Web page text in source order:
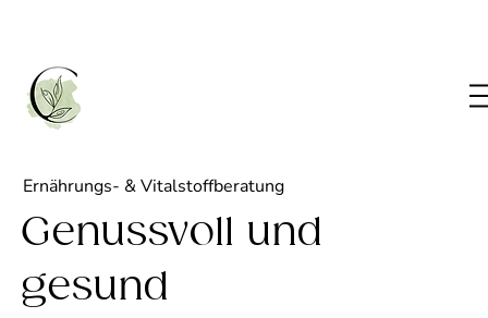
Ernährungs- & Vitalstoffberatung
Genussvoll und
gesund